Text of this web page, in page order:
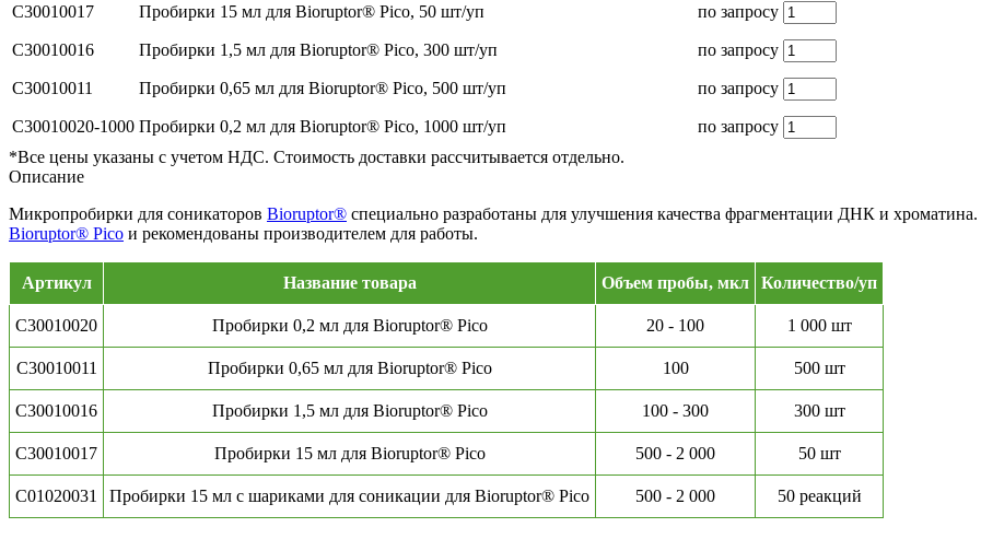
C30010017 Пробирки 15 мл для Bioruptor® Pico, 50 шт/уп по запросу
C30010016 Пробирки 1,5 мл для Bioruptor® Pico, 300 шт/уп по запросу
C30010011 Пробирки 0,65 мл для Bioruptor® Pico, 500 шт/уп по запросу
C30010020-1000 Пробирки 0,2 мл для Bioruptor® Pico, 1000 шт/уп
по запросу
*Все цены указаны с учетом НДС. Стоимость доставки рассчитывается отдельно.
Описание
Микропробирки для соникаторов Bioruptor® специально разработаны для улучшения качества фрагментации ДНК и
Bioruptor® Pico и рекомендованы производителем для работы.
Артикул Название товара Объем пробы, мкл Количество/уп
C30010020 Пробирки 0,2 мл для Bioruptor® Pico 20 - 100 1 000 шт
C30010011 Пробирки 0,65 мл для Bioruptor® Pico 100 500 шт
C30010016 Пробирки 1,5 мл для Bioruptor® Pico 100 - 300 300 шт
C30010017 Пробирки 15 мл для Bioruptor® Pico 500 - 2 000 50 шт
C01020031 Пробирки 15 мл с шариками для соникации для Bioruptor® Pico 500 - 2 000 50 реакций